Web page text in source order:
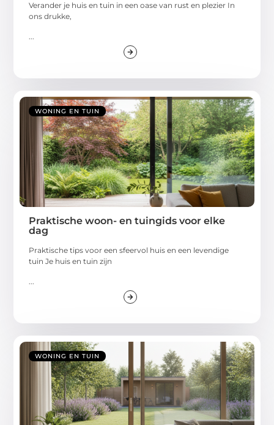
Verander je huis en tuin in een oase van rust en plezier In
ons drukke,
WONING EN TUIN
Praktische woon- en tuingids voor elke
dag
Praktische tips voor een sfeervol huis en een levendige
tuin Je huis en tuin zijn
WONING EN TUIN